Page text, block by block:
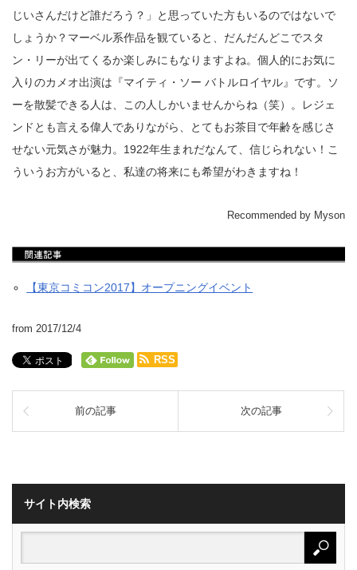
じいさんだけど誰だろう？」と思っていた方もいるのではないで
しょうか？マーベル系作品を観ていると、だんだんどこでスタ
ン・リーが出てくるか楽しみにもなりますよね。個人的にお気に
入りのカメオ出演は『マイティ・ソー バトルロイヤル』です。ソ
ーを散髪できる人は、この人しかいませんからね（笑）。レジェ
ンドとも言える偉人でありながら、とてもお茶目で年齢を感じさ
せない元気さが魅力。1922年生まれだなんて、信じられない！こ
ういうお方がいると、私達の将来にも希望がわきますね！
Recommended by Myson
【東京コミコン2017】オープニングイベント
from 2017/12/4
RSS
前の記事 次の記事
サイト内検索